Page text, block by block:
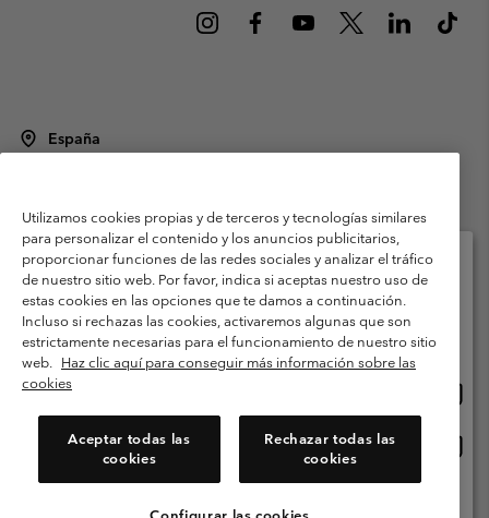
España
Condiciones de uso
Terminos de Venta
Garantía
Política de Privacidad
Términos y condiciones del programa de miembros
Términos De Uso Del Contenido Generado Por Los Usuarios
Impressum
Cookies Public CBCR
Servicio al cliente: Lu. - Vi. de 9:00 a 13:00 y de 14:00 a 18:00
Utilizamos cookies propias y de terceros y tecnologías similares
para personalizar el contenido y los anuncios publicitarios,
proporcionar funciones de las redes sociales y analizar el tráfico
de nuestro sitio web. Por favor, indica si aceptas nuestro uso de
estas cookies en las opciones que te damos a continuación.
Incluso si rechazas las cookies, activaremos algunas que son
estrictamente necesarias para el funcionamiento de nuestro sitio
web. Haz clic aquí para conseguir más información sobre las
cookies
Aceptar todas las
cookies
Rechazar todas las
cookies
Selecciona tu país e idioma envío
Compras en línea disponibles
línea
España
Ver Todos Los Países